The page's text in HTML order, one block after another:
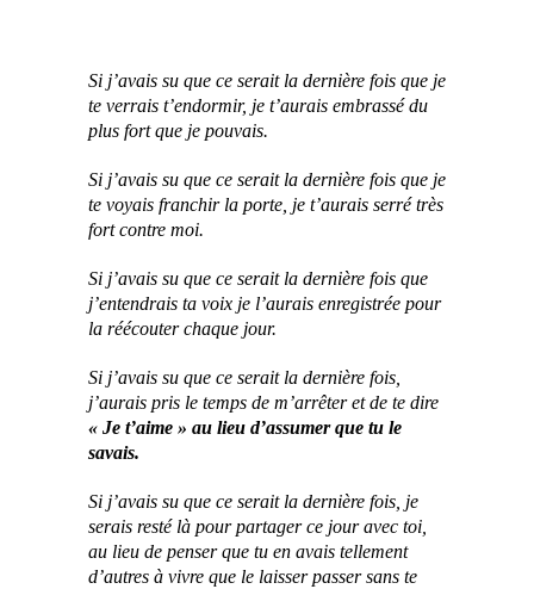
Si j’avais su que ce serait la dernière fois que je
te verrais t’endormir, je t’aurais embrassé du
plus fort que je pouvais.
Si j’avais su que ce serait la dernière fois que je
te voyais franchir la porte, je t’aurais serré très
fort contre moi.
Si j’avais su que ce serait la dernière fois que
j’entendrais ta voix je l’aurais enregistrée pour
la réécouter chaque jour.
Si j’avais su que ce serait la dernière fois,
j’aurais pris le temps de m’arrêter et de te dire
« Je t’aime » au lieu d’assumer que tu le
savais.
Si j’avais su que ce serait la dernière fois, je
serais resté là pour partager ce jour avec toi,
au lieu de penser que tu en avais tellement
d’autres à vivre que le laisser passer sans te